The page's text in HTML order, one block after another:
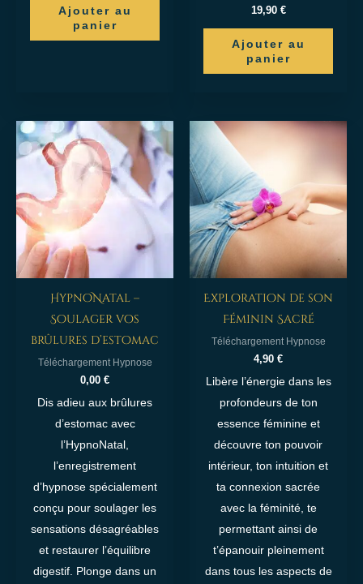
Ajouter au
panier
19,90 €
Ajouter au
panier
HypnoNatal –
Soulager vos
brûlures d’estomac
Téléchargement Hypnose
0,00 €
Dis adieu aux brûlures
d’estomac avec
l’HypnoNatal,
l’enregistrement
d’hypnose spécialement
conçu pour soulager les
sensations désagréables
et restaurer l’équilibre
digestif. Plonge dans un
Exploration de son
Féminin Sacré
Téléchargement Hypnose
4,90 €
Libère l’énergie dans les
profondeurs de ton
essence féminine et
découvre ton pouvoir
intérieur, ton intuition et
ta connexion sacrée
avec la féminité, te
permettant ainsi de
t’épanouir pleinement
dans tous les aspects de